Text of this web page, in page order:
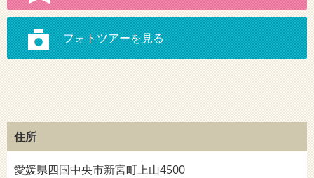
住所
愛媛県四国中央市新宮町上山4500